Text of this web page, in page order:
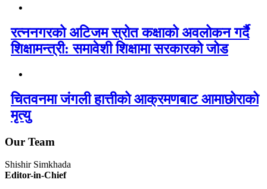
रत्ननगरको अटिजम स्रोत कक्षाको अवलोकन गर्दै
शिक्षामन्त्री: समावेशी शिक्षामा सरकारको जोड
चितवनमा जंगली हात्तीको आक्रमणबाट आमाछोराको
मृत्यु
Our Team
Shishir Simkhada
Editor-in-Chief